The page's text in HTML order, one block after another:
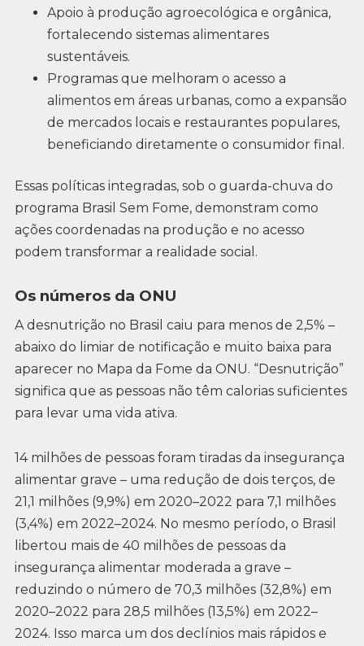
Apoio à produção agroecológica e orgânica,
fortalecendo sistemas alimentares
sustentáveis.
Programas que melhoram o acesso a
alimentos em áreas urbanas, como a expansão
de mercados locais e restaurantes populares,
beneficiando diretamente o consumidor final.
Essas políticas integradas, sob o guarda-chuva do
programa Brasil Sem Fome, demonstram como
ações coordenadas na produção e no acesso
podem transformar a realidade social.
Os números da ONU
A desnutrição no Brasil caiu para menos de 2,5% –
abaixo do limiar de notificação e muito baixa para
aparecer no Mapa da Fome da ONU. “Desnutrição”
significa que as pessoas não têm calorias suficientes
para levar uma vida ativa.
14 milhões de pessoas foram tiradas da insegurança
alimentar grave – uma redução de dois terços, de
21,1 milhões (9,9%) em 2020–2022 para 7,1 milhões
(3,4%) em 2022–2024. No mesmo período, o Brasil
libertou mais de 40 milhões de pessoas da
insegurança alimentar moderada a grave –
reduzindo o número de 70,3 milhões (32,8%) em
2020–2022 para 28,5 milhões (13,5%) em 2022–
2024. Isso marca um dos declínios mais rápidos e